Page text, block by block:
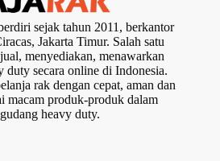
sejak tahun 2011, berkantor
Jakarta Timur. Salah satu
menyediakan, menawarkan
duty secara online di Indonesia.
rak dengan cepat, aman dan
macam produk-produk dalam
heavy duty.